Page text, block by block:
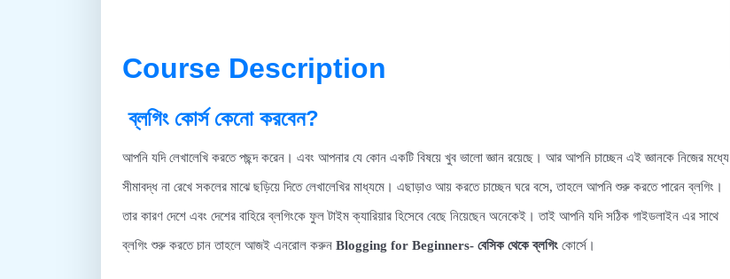
Course Description
ব্লগিং কোর্স কেনো করবেন?
আপনি যদি লেখালেখি করতে পছন্দ করেন। এবং আপনার যে কোন একটি বিষয়ে খুব ভালো জ্ঞান রয়েছে। আর আপনি চাচ্ছেন এই জ্ঞানকে নিজের মধ্যে
সীমাবদ্ধ না রেখে সকলের মাঝে ছড়িয়ে দিতে লেখালেখির মাধ্যমে। এছাড়াও আয় করতে চাচ্ছেন ঘরে বসে, তাহলে আপনি শুরু করতে পারেন ব্লগিং।
তার কারণ দেশে এবং দেশের বাহিরে ব্লগিংকে ফুল টাইম ক্যারিয়ার হিসেবে বেছে নিয়েছেন অনেকেই। তাই আপনি যদি সঠিক গাইডলাইন এর সাথে
ব্লগিং শুরু করতে চান তাহলে আজই এনরোল করুন Blogging for Beginners- বেসিক থেকে ব্লগিং কোর্সে।